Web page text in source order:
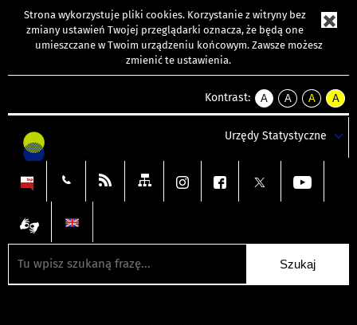
Strona wykorzystuje pliki cookies. Korzystanie z witryny bez
zmiany ustawień Twojej przeglądarki oznacza, że będą one
umieszczane w Twoim urządzeniu końcowym. Zawsze możesz
zmienić te ustawienia.
Kontrast:
A
kontrast
A
kontrast
tekst
czarnym
A
kontrast
tekst
czarnym
A
tekst
żółtym
Urzędy Statystyczne